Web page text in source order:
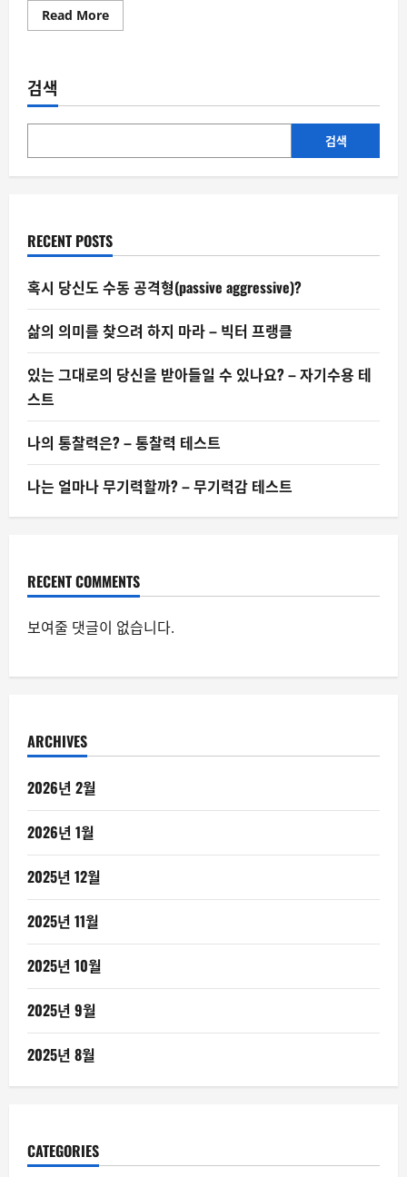
Read MoreRead
more
원
통
가
해
검색
검색
RECENT POSTS
혹시 당신도 수동 공격형(passive aggressive)?
삶의 의미를 찾으려 하지 마라 – 빅터 프랭클
있는 그대로의 당신을 받아들일 수 있나요? – 자기수용 테
스트
나의 통찰력은? – 통찰력 테스트
나는 얼마나 무기력할까? – 무기력감 테스트
RECENT COMMENTS
보여줄 댓글이 없습니다.
ARCHIVES
2026년 2월
2026년 1월
2025년 12월
2025년 11월
2025년 10월
2025년 9월
2025년 8월
CATEGORIES